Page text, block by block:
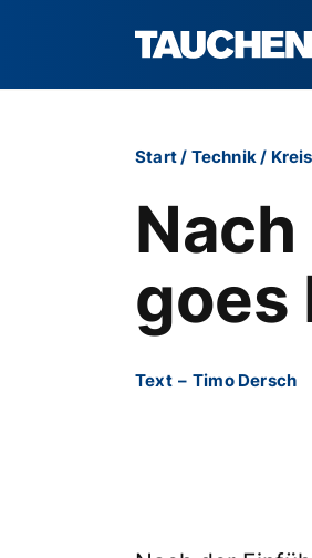
Start/ Technik/
goes
Text – Timo Dersch